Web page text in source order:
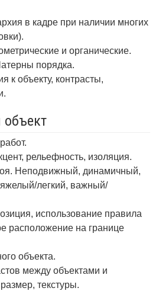
в кадре при наличии многих
и органические.
порядка.
к объекту, контрасты,
рельефность, изоляция.
Неподвижный, динамичный,
легкий, важный/
использование правила
расположение на границе
объекта.
между объектами и
текстуры.